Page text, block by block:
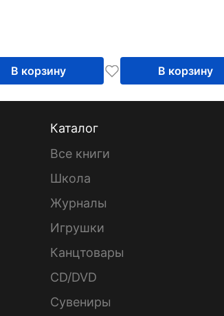
В корзину В корзину
Каталог
Все книги
Школа
Журналы
Игрушки
Канцтовары
CD/DVD
Сувениры